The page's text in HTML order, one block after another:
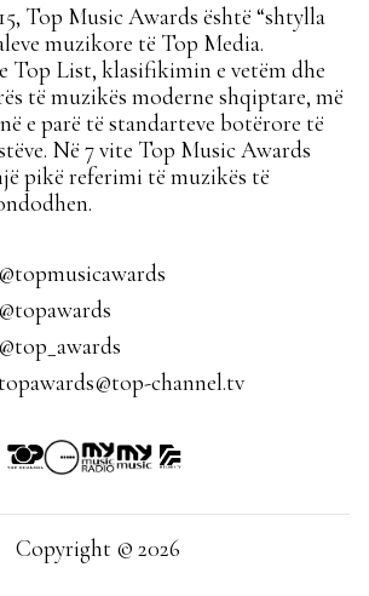
Top Music Awards është “shtylla
muzikore të Top Media.
Top List, klasifikimin e vetëm dhe
të muzikës moderne shqiptare, më
e parë të standarteve botërore të
Në 7 vite Top Music Awards
pikë referimi të muzikës të
@topmusicawards
@topawards
@top_awards
topawards@top-channel.tv
Copyright © 2026